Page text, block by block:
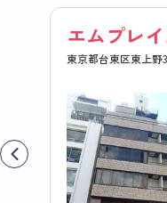
エムプレ
東京都台東区東上野